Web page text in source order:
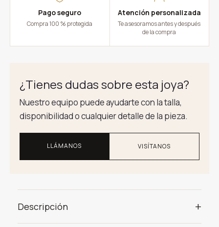
Pago seguro
Compra 100 % protegida
Atención personalizada
Te asesoramos antes y después
de la compra
¿Tienes dudas sobre esta joya?
Nuestro equipo puede ayudarte con la talla,
disponibilidad o cualquier detalle de la pieza.
LLÁMANOS VISÍTANOS
Descripción +